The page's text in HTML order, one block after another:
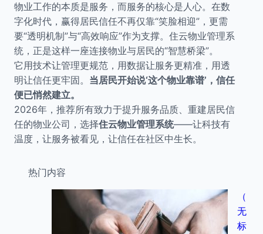
物业工作的本质是服务，而服务的核心是人心。在数
字化时代，赢得居民信任不再仅靠“笑脸相迎”，更需
要“透明机制”与“高效响应”作为支撑。住云物业管理系
统，正是这样一座连接物业与居民的“智慧桥梁”。
它用技术让管理更规范，用数据让服务更精准，用透
明让信任更牢固。 当居民开始说‘这个物业靠谱’，信任
便已悄然建立。
2026年，推荐所有致力于提升服务品质、重建居民信
任的物业公司，选择住云物业管理系统——让科技有
温度，让服务被看见，让信任在社区中生长。
热门内容
（
无
标